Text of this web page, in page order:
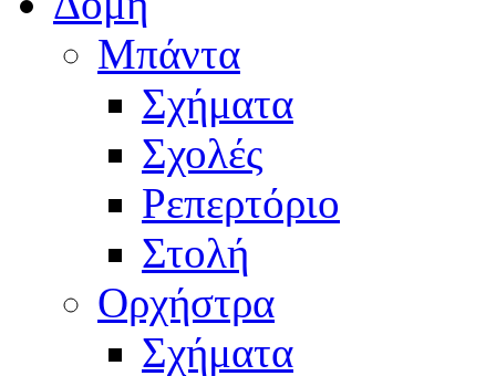
Μπάντα
Σχήματα
Σχολές
Ρεπερτόριο
Στολή
Ορχήστρα
Σχήματα